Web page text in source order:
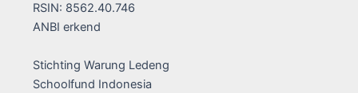
RSIN: 8562.40.746
ANBI erkend
Stichting Warung Ledeng
Schoolfund Indonesia